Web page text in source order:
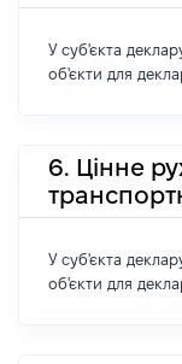
У суб'єкта
об'єкти для
6. Цінне
У суб'єкта
об'єкти для